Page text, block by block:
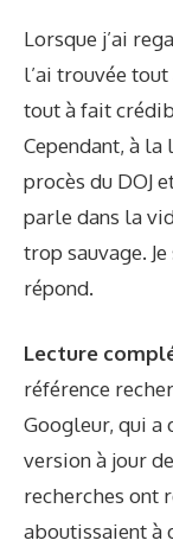
Lorsque j’ai
l’ai trouvée
tout à fait
Cependant, à
procès du DOJ
parle dans la
trop sauvage.
répond.
Lecture
référence
Googleur, qui a
version à jour
recherches ont
aboutissaient à